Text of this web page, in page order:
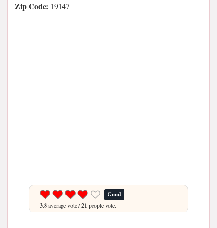
Zip Code: 19147
Good
3.8average vote /21 people vote.